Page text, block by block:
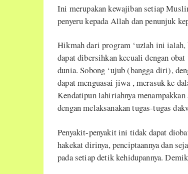
Ini merupakan kewajiban setiap
penyeru kepada Allah dan penunjuk
Hikmah dari program ‘uzlah ini
dapat dibersihkan kecuali dengan
dunia. Sobong ‘ujub (bangga diri),
dapat menguasai jiwa , merasuk ke
Kendatipun lahiriahnya
dengan melaksanakan tugas-tugas
Penyakit-penyakit ini tidak dapat
hakekat dirinya, penciptaannya dan
pada setiap detik kehidupannya.